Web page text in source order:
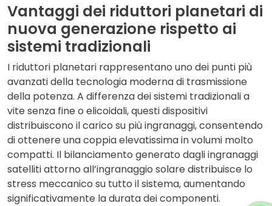
Vantaggi dei riduttori planetari di
nuova generazione rispetto ai
sistemi tradizionali
I riduttori planetari rappresentano uno dei punti più
avanzati della tecnologia moderna di trasmissione
della potenza. A differenza dei sistemi tradizionali a
vite senza fine o elicoidali, questi dispositivi
distribuiscono il carico su più ingranaggi, consentendo
di ottenere una coppia elevatissima in volumi molto
compatti. Il bilanciamento generato dagli ingranaggi
satelliti attorno all’ingranaggio solare distribuisce lo
stress meccanico su tutto il sistema, aumentando
significativamente la durata dei componenti.